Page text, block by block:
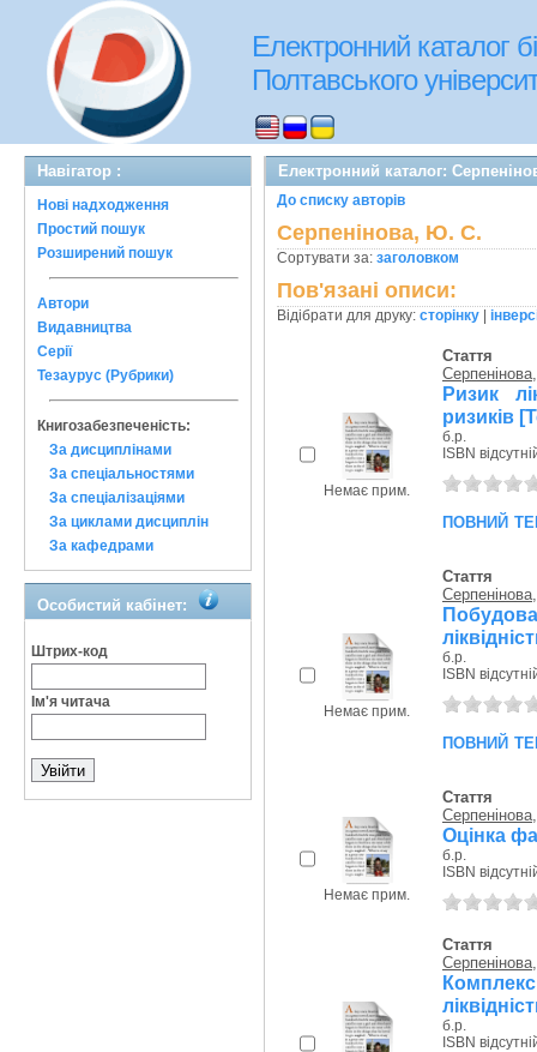
Електронний каталог
Полтавського
Навігатор :
Нові надходження
Простий пошук
Розширений пошук
Автори
Видавництва
Серії
Тезаурус (Рубрики)
Книгозабезпеченість:
За дисциплінами
За спеціальностями
За спеціалізаціями
За циклами дисциплін
За кафедрами
Особистий кабінет:
Штрих-код
Ім'я читача
Електронний каталог:
До списку авторів
Серпенінова, Ю. С.
Сортувати за: заголовком
Пов'язані описи:
Відібрати для друку: сторінку
Немає прим.
Стаття
Ризик
ризиків
б.р.
ISBN
повний
Немає прим.
Стаття
б.р.
ISBN
повний
Немає прим.
Стаття
Оцінка
б.р.
ISBN
Стаття
б.р.
ISBN